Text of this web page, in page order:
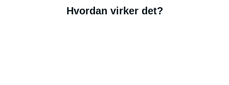
Hvordan virker det?